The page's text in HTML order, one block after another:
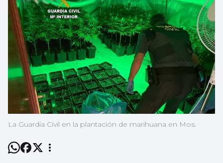
La Guardia Civil en la plantación de marihuana en Mos.